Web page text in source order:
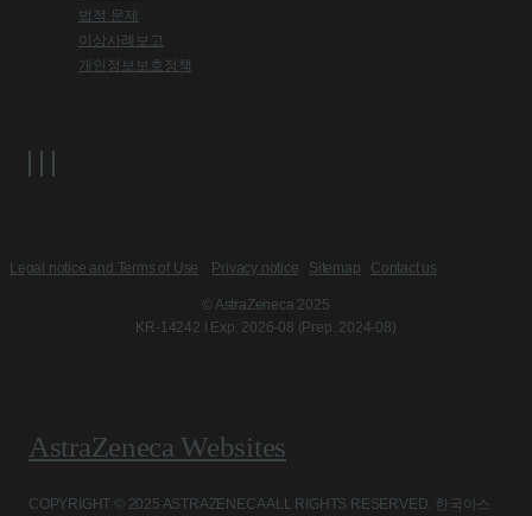
법적 문제
이상사례보고
개인정보보호정책
Legal notice and Terms of Use Privacy notice Sitemap Contact us
© AstraZeneca 2025
KR-14242 l Exp. 2026-08 (Prep. 2024-08)
AstraZeneca Websites
COPYRIGHT © 2025 ASTRAZENECA ALL RIGHTS RESERVED. 한국아스